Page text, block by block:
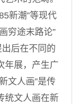
新潮”等现代
穷途末路论”
出后在不同的
年展，产生广
文人画”是传
统文人画在新